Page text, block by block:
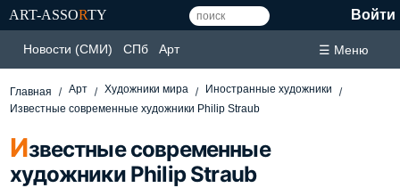
ART-ASSORTY Войти
Новости (СМИ) СПб Арт ☰ Меню
Главная Арт Художники мира
Иностранные художники
Известные современные художники Philip Straub
Известные современные
художники Philip Straub